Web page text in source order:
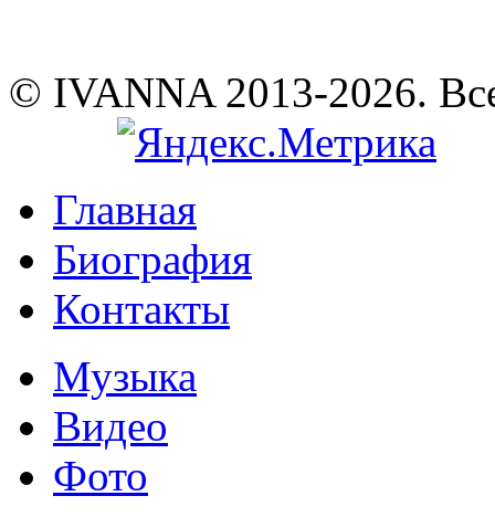
© IVANNA 2013-2026.
Главная
Биография
Контакты
Музыка
Видео
Фото